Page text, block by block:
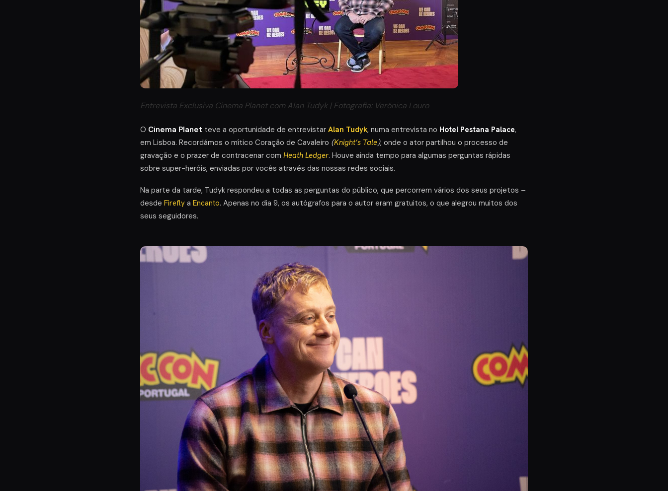
Entrevista Exclusiva Cinema Planet com Alan Tudyk | Fotografia: Verónica Louro
O Cinema Planet teve a oportunidade de entrevistar Alan Tudyk, numa entrevista no Hotel Pestana Palace,
em Lisboa. Recordámos o mítico Coração de Cavaleiro (Knight’s Tale), onde o ator partilhou o processo de
gravação e o prazer de contracenar com Heath Ledger. Houve ainda tempo para algumas perguntas rápidas
sobre super-heróis, enviadas por vocês através das nossas redes sociais.
Na parte da tarde, Tudyk respondeu a todas as perguntas do público, que percorrem vários dos seus projetos –
desde Firefly a Encanto. Apenas no dia 9, os autógrafos para o autor eram gratuitos, o que alegrou muitos dos
seus seguidores.